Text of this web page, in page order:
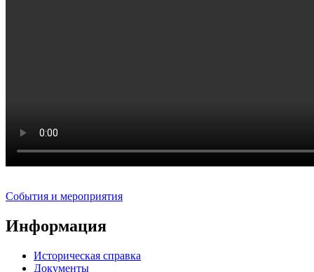
События и мероприятия
Информация
Историческая справка
Документы